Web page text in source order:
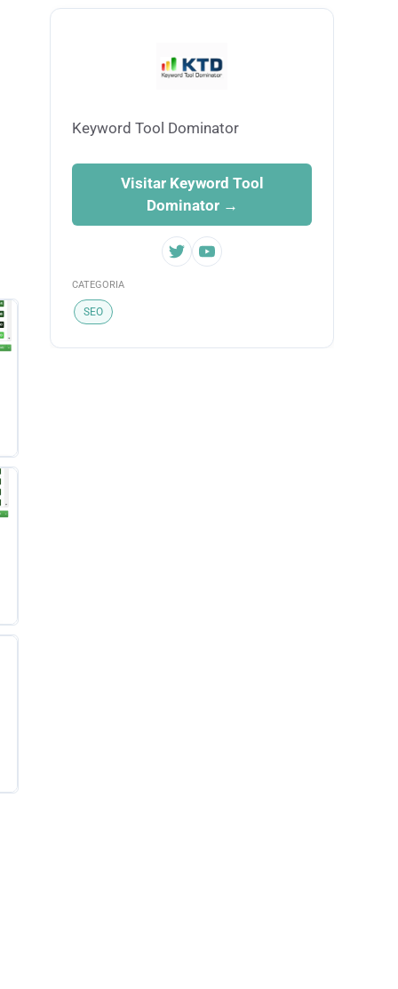
Keyword Tool Dominator
Visitar Keyword Tool
Dominator →
CATEGORIA
SEO